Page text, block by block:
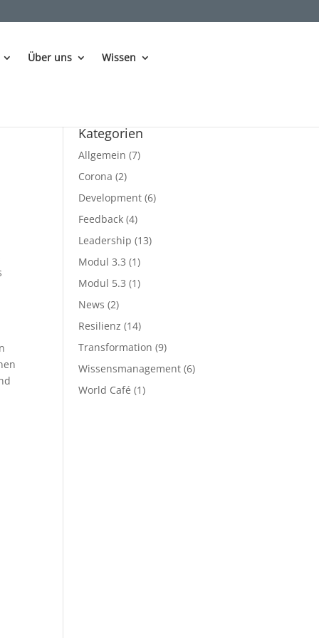
Über uns Wissen
Kategorien
Allgemein (7)
Corona (2)
Development (6)
Feedback (4)
Leadership (13)
Modul 3.3 (1)
Modul 5.3 (1)
News (2)
Resilienz (14)
Transformation (9)
Wissensmanagement (6)
World Café (1)